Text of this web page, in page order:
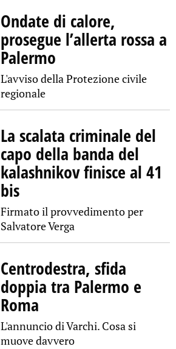
Ondate di calore,
prosegue l’allerta rossa a
Palermo
L'avviso della Protezione civile
regionale
La scalata criminale del
capo della banda del
kalashnikov finisce al 41
bis
Firmato il provvedimento per
Salvatore Verga
Centrodestra, sfida
doppia tra Palermo e
Roma
L'annuncio di Varchi. Cosa si
muove davvero